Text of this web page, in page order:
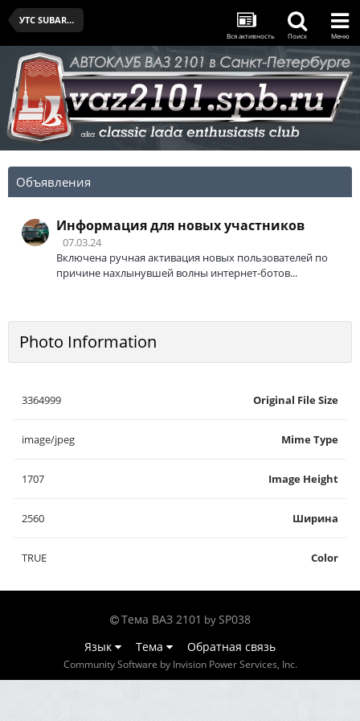
УТС SUBARU SPB CUP - I - 14.02.2026
Вся активность Поиск Меню
Объявления
Информация для новых участников
07.03.24
Включена ручная активация новых пользователей по
причине нахлынувшей волны интернет-ботов...
Photo Information
Original File Size
3364999
Mime Type
image/jpeg
Image Height
1707
Ширина
2560
Color
TRUE
Тема ВАЗ 2101 by SP038
Язык
Тема Обратная связь
Community Software by Invision Power Services, Inc.